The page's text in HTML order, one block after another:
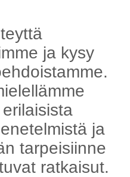
ja kysy
ja
tarpeisiinne
ratkaisut.